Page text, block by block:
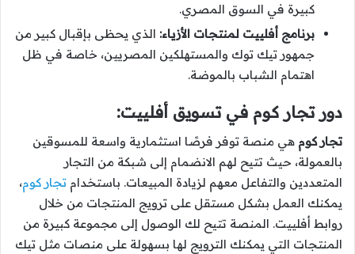
كبيرة في السوق المصري.
برنامج أفلييت لمنتجات الأزياء: الذي يحظى بإقبال كبير من
جمهور تيك توك والمستهلكين المصريين، خاصة في ظل
اهتمام الشباب بالموضة.
دور تجار كوم في تسويق أفلييت:
تجار كوم هي منصة توفر فرصًا استثمارية واسعة للمسوقين
بالعمولة، حيث تتيح لهم الانضمام إلى شبكة من التجار
المتعددين والتفاعل معهم لزيادة المبيعات. باستخدام تجار كوم،
يمكنك العمل بشكل مستقل على ترويج المنتجات من خلال
روابط أفلييت. المنصة تتيح لك الوصول إلى مجموعة كبيرة من
المنتجات التي يمكنك الترويج لها بسهولة على منصات مثل تيك